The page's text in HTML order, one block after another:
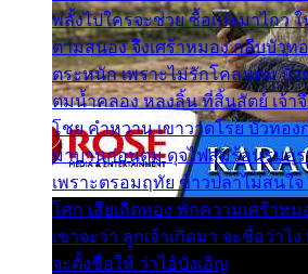
พลั้งไปใครจะช่วย ซื้อเปลมาไกว
ตามสนอง จึงเศร้าหมอง กลีบบัวท
ตระหนัก เพราะไม่รักโคลนตม บัว
ตมน้ำคลอง หลงลิ้น ที่สิ้นสัตย์ เจ้า
โชย คำหวาน เขาวาดโรย บัวทอ
มาบานก่อนตูม ดุจไฟสุมร้อนรุมอุร
เพราะตรอมฤทัย ข้าวปลาไม่สนใจ
โศก เสียเถิดทอง พักความเศร้าหม
เขาจะว่า ลูกเจ้าเกิดมา จะชื่อว่าไ
จะตั้งชื่อให้ ว่าไอ้บังเอิญ